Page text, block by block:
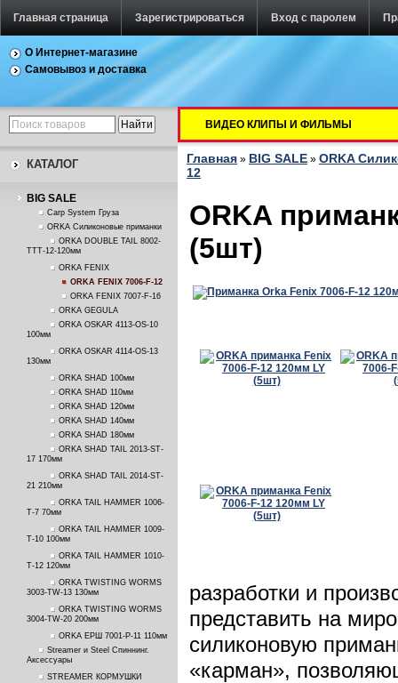
Главная страница Зарегистрироваться Вход с паролем
О Интернет-магазине
Самовывоз и доставка
КАТАЛОГ
BIG SALE
Carp System Груза
ORKA Силиконовые приманки
ORKA DOUBLE TAIL 8002-
TTT-12-120мм
ORKA FENIX
ORKA FENIX 7006-F-12
ORKA FENIX 7007-F-16
ORKA GEGULA
ORKA OSKAR 4113-OS-10
100мм
ORKA OSKAR 4114-OS-13
130мм
ORKA SHAD 100мм
ORKA SHAD 110мм
ORKA SHAD 120мм
ORKA SHAD 140мм
ORKA SHAD 180мм
ORKA SHAD TAIL 2013-ST-
17 170мм
ORKA SHAD TAIL 2014-ST-
21 210мм
ORKA TAIL HAMMER 1006-
T-7 70мм
ORKA TAIL HAMMER 1009-
T-10 100мм
ORKA TAIL HAMMER 1010-
T-12 120мм
ORKA TWISTING WORMS
3003-TW-13 130мм
ORKA TWISTING WORMS
3004-TW-20 200мм
ORKA ЕРШ 7001-P-11 110мм
Streamer и Steel Спиннинг.
Аксессуары
STREAMER КОРМУШКИ
ВИДЕО КЛИПЫ И ФИЛЬМЫ
Главная » BIG SALE » ORKA
12
ORKA
(5шт)
разработки и
представить на
силиконовую
«карман»,